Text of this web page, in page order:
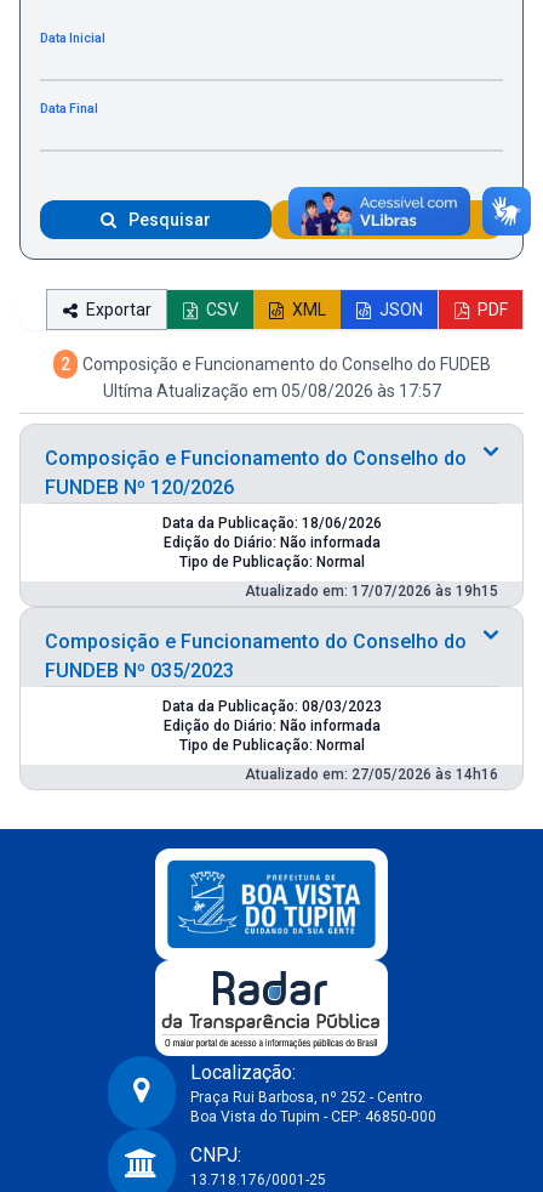
Data Inicial
Data Final
Pesquisar Limpar Dados
Exportar CSV XML JSON PDF
2
Composição e Funcionamento do Conselho do FUDEB
Ultíma Atualização em 05/08/2026 às 17:57
Composição e Funcionamento do Conselho do
FUNDEB Nº 120/2026
Data da Publicação: 18/06/2026
Edição do Diário: Não informada
Tipo de Publicação: Normal
Atualizado em: 17/07/2026 às 19h15
Composição e Funcionamento do Conselho do
FUNDEB Nº 035/2023
Data da Publicação: 08/03/2023
Edição do Diário: Não informada
Tipo de Publicação: Normal
Atualizado em: 27/05/2026 às 14h16
Prefeitura Municipal de Boa Vista do Tupim-BA
Localização:
Praça Rui Barbosa, nº 252 - Centro
Boa Vista do Tupim - CEP: 46850-000
CNPJ:
13.718.176/0001-25